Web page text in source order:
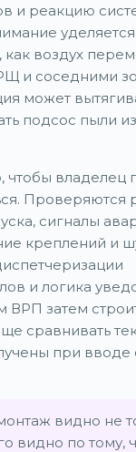
и реакцию
уделяется
воздух
и соседними
может
подсос пыли из
чтобы владелец
сигналы
креплений и
и логика
ВРП затем
сравнивать
при
видно не
видно по тому,